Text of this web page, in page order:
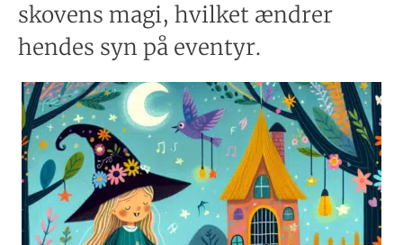
skovens magi, hvilket ændrer
hendes syn på eventyr.